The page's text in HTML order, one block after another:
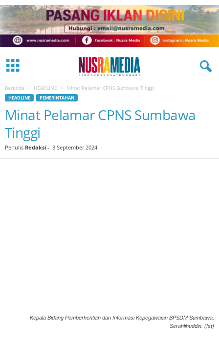
Beranda HEADLINE Minat Pelamar CPNS Sumbawa Tinggi
HEADLINE PEMERINTAHAN
Minat Pelamar CPNS Sumbawa
Tinggi
Penulis Redaksi - 3 September 2024
Kepala Bidang Pemberhentian dan Informasi Kepegawaian BPSDM Sumbawa,
Serahlihuddin. (Ist)